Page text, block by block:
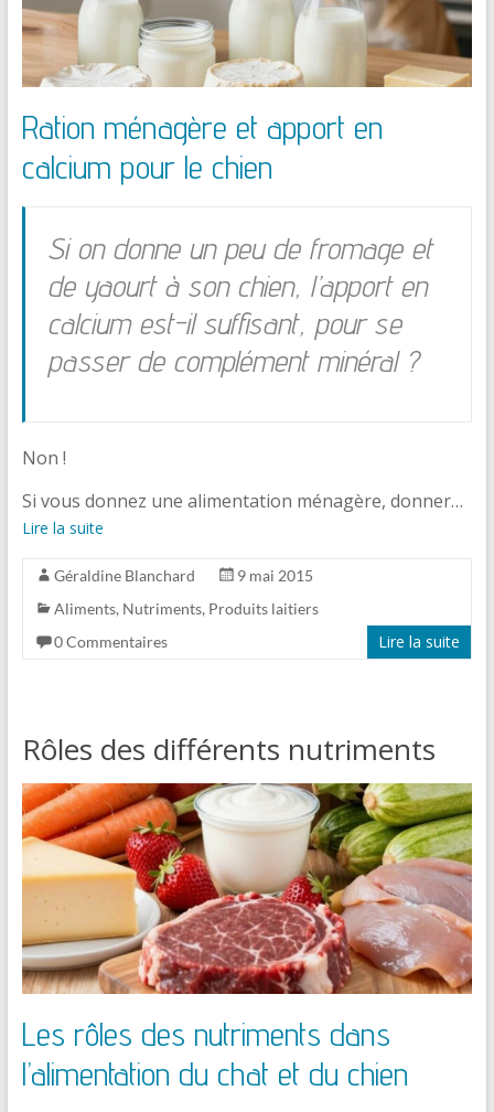
Ration ménagère et apport en
calcium pour le chien
Si on donne un peu de fromage et
de yaourt à son chien, l’apport en
calcium est-il suffisant, pour se
passer de complément minéral ?
Non !
Si vous donnez une alimentation ménagère, donner…
Lire la suite
Géraldine Blanchard
9 mai 2015
Aliments, Nutriments, Produits laitiers
0 Commentaires
Lire la suite
Rôles des différents nutriments
Les rôles des nutriments dans
l’alimentation du chat et du chien